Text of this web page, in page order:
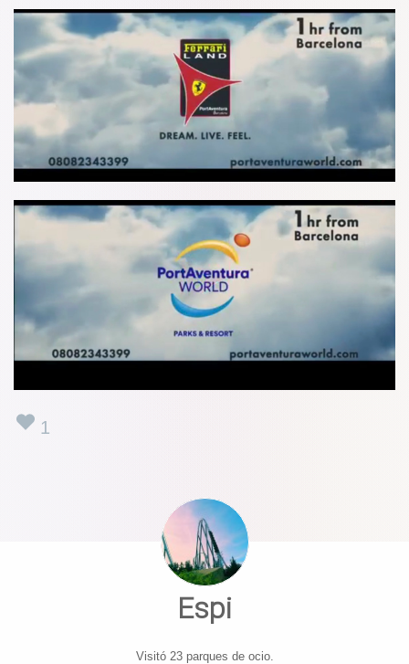
1
Espi
Visitó 23 parques de ocio.